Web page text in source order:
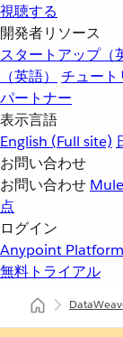
視聴する
開発者リソース
スタートアップ（
（英語）
チュート
パートナー
表示言語
English (Full site)
お問い合わせ
お問い合わせ
点
ログイン
Anypoint Platform
無料トライアル